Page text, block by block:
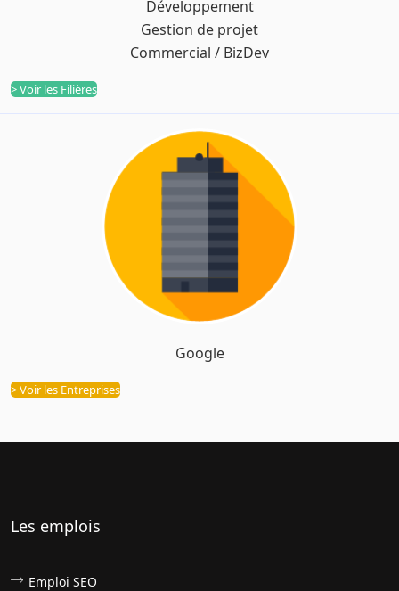
Filières
Développement
Gestion de projet
Commercial / BizDev
> Voir les Filières
Entreprises
Google
> Voir les Entreprises
Les emplois
Emploi SEO